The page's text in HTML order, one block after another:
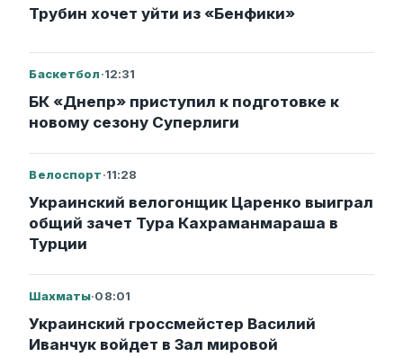
Трубин хочет уйти из «Бенфики»
Баскетбол·12:31
БК «Днепр» приступил к подготовке к
новому сезону Суперлиги
Велоспорт·11:28
Украинский велогонщик Царенко выиграл
общий зачет Тура Кахраманмараша в
Турции
Шахматы·08:01
Украинский гроссмейстер Василий
Иванчук войдет в Зал мировой